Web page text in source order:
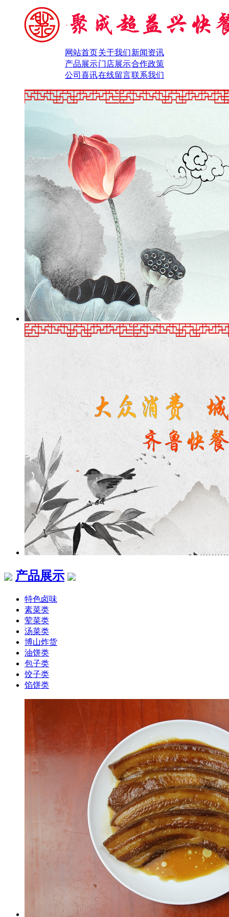
网站首页关于我们新闻资讯
产品展示门店展示合作政策
公司喜讯在线留言联系我们
产品展示
特色卤味
素菜类
荤菜类
汤菜类
博山炸货
油饼类
包子类
饺子类
馅饼类